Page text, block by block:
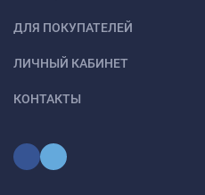
ДЛЯ ПОКУПАТЕЛЕЙ
ЛИЧНЫЙ КАБИНЕТ
КОНТАКТЫ